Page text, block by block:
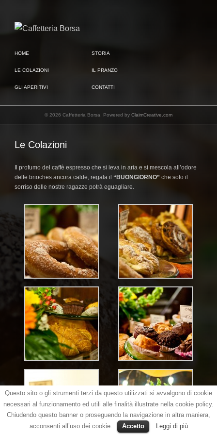
HOME STORIA
LE COLAZIONI IL PRANZO
GLI APERITIVI CONTATTI
© 2026 Caffetteria Borsa. Powered by ClaimCreative.com
Le Colazioni
Il profumo del caffè espresso che si leva in aria e si mescola all’odore
delle brioches ancora calde, regala il “BUONGIORNO” che solo il
sorriso delle nostre ragazze potrà eguagliare.
Questo sito o gli strumenti terzi da questo utilizzati si avvalgono di cookie
necessari al funzionamento ed utili alle finalità illustrate nella cookie policy.
Chiudendo questo banner o proseguendo la navigazione in altra maniera,
acconsenti all’uso dei cookie.
Accetto Leggi di più